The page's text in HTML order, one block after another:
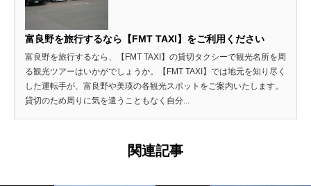
富良野を旅行するなら【FMT TAXI】をご利用ください
富良野を旅行するなら、【FMT TAXI】の貸切タクシーで観光名所を周
る観光ツアーはいかがでしょうか。【FMT TAXI】では地元を知り尽く
した運転手が、富良野や美瑛の各観光スポットをご案内いたします。
貸切のため周りに気を遣うこともなく自分...
関連記事